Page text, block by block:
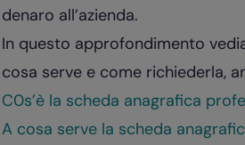
denaro all’azienda.
In questo approfondimento
cosa serve e come richiederla,
C0s’è la scheda anagrafica
A cosa serve la scheda